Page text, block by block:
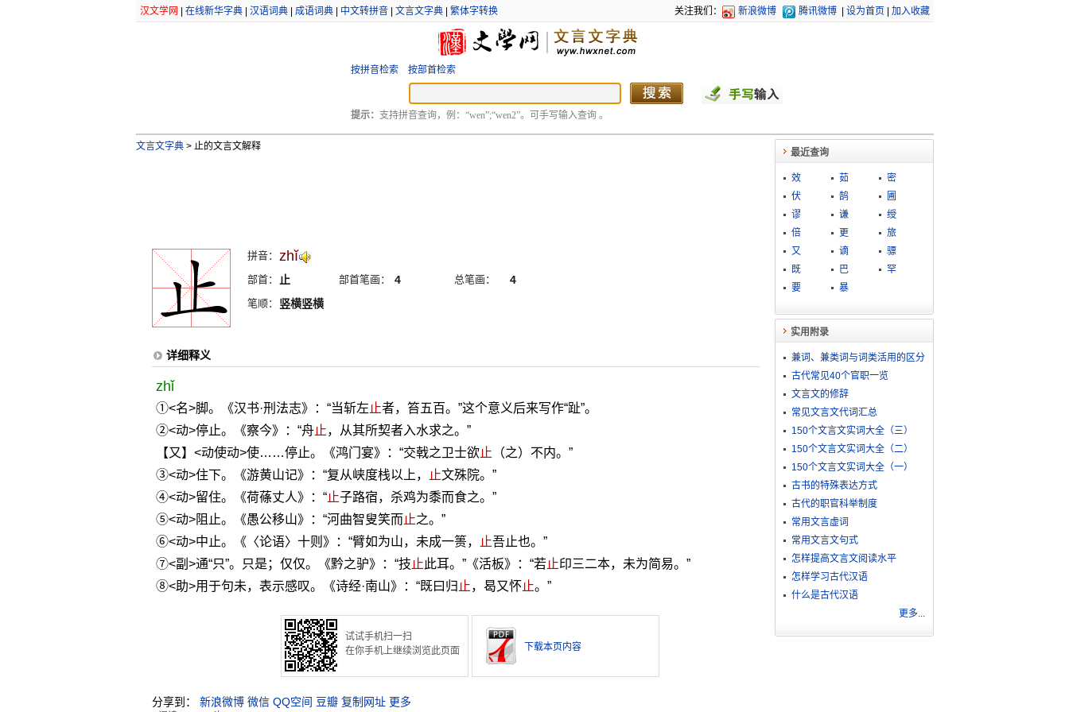
汉文学网 在线新华字典| 汉语词典| 成语词典| 中文转拼音| 文言文字典| 繁体字转换 关注我们： 新浪微博 腾讯微博 设为首页 加入收藏
按拼音检索 按部首检索
提示： 支持拼音查询，例：“wen”;“wen2”。可手写输入查询 。
文言文字典 >止的文言文解释
拼音： zhĭ
部首： 止 部首笔画： 4 总笔画： 4
笔顺： 竖横竖横
详细释义
zhǐ
①<名>脚。《汉书·刑法志》：“当斩左 止者，笞五百。”这个意义后来写作“趾”。
②<动>停止。《察今》：“舟止，从其所契者入水求之。”
【又】<动使动>使……停止。《鸿门宴》：“交戟之卫士欲止 （之）不内。”
③<动>住下。《游黄山记》：“复从峡度栈以上，
止文殊院。”
④<动>留住。《荷蓧丈人》：“止子路宿，杀鸡为黍而食之。”
⑤<动>阻止。《愚公移山》：“河曲智叟笑而 止之。”
⑥<动>中止。《〈论语〉十则》：“臂如为山，未成一篑，
止吾止也。”
⑦<副>通“只”。只是；仅仅。《黔之驴》：“技 止此耳。”《活板》：“若止印三二本，未为简易。”
⑧<助>用于句未，表示感叹。《诗经·南山》：“既曰归 止，曷又怀 止。”
试试手机扫一扫
在你手机上继续浏览此页面
下载本页内容
分享到： 新浪微博 微信 QQ空间 豆瓣 复制网址 更多
最近查询
效 茹
密
伏
鹄
圃
谬
谦
绶
倍
更
旅
又
谪
骠
既
巴
罕
要
暴
实用附录
兼词、兼类词与词类活用的区分
古代常见40个官职一览
文言文的修辞
常见文言文代词汇总
150个文言文实词大全（三）
150个文言文实词大全（二）
150个文言文实词大全（一）
古书的特殊表达方式
古代的职官科举制度
常用文言虚词
常用文言文句式
怎样提高文言文阅读水平
怎样学习古代汉语
什么是古代汉语
更多...